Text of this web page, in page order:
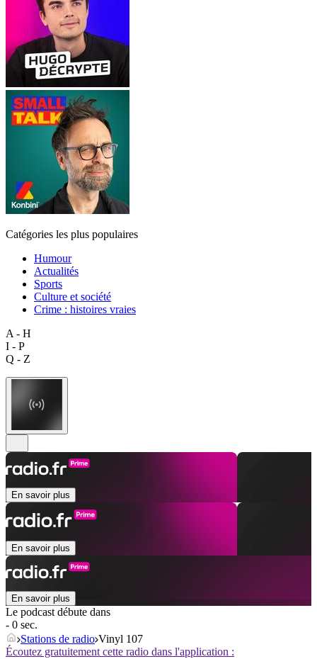
Catégories les plus populaires
Humour
Actualités
Sports
Culture et société
Crime : histoires vraies
A - H
I - P
Q - Z
En savoir plus
En savoir plus
En savoir plus
Le podcast débute dans
- 0 sec.
Stations de radio Vinyl 107
Écoutez gratuitement cette radio dans l'application :